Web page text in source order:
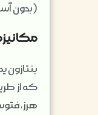
(بدون
که از
هرز،